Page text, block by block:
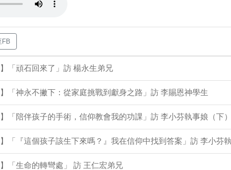
FB
「頑石回來了」訪 楊永生弟兄
「神永不撇下：從家庭挑戰到獻身之路」訪 李賜恩神學生
「陪伴孩子的手術，信仰教會我的功課」訪 李小芬執事娘（下）
「『這個孩子該生下來嗎？』我在信仰中找到答案」訪 李小芬執
「生命的轉彎處」 訪 王仁宏弟兄